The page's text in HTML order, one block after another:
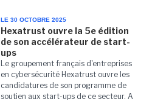
LE 30 OCTOBRE 2025
Hexatrust ouvre la 5e édition
de son accélérateur de start-
ups
Le groupement français d'entreprises
en cybersécurité Hexatrust ouvre les
candidatures de son programme de
soutien aux start-ups de ce secteur. A